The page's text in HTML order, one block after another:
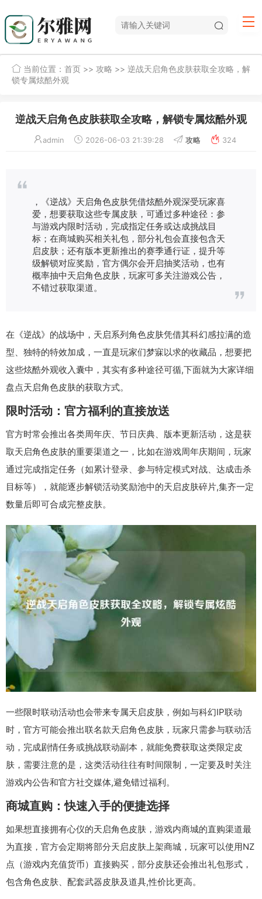
当前位置： 首页 >> 攻略 >> 逆战天启角色皮肤获取全攻略，解
锁专属炫酷外观
逆战天启角色皮肤获取全攻略，解锁专属炫酷外观
admin 2026-06-03 21:39:28 攻略 324
，《逆战》天启角色皮肤凭借炫酷外观深受玩家喜
爱，想要获取这些专属皮肤，可通过多种途径：参
与游戏内限时活动，完成指定任务或达成挑战目
标；在商城购买相关礼包，部分礼包会直接包含天
启皮肤；还有版本更新推出的赛季通行证，提升等
级解锁对应奖励，官方偶尔会开启抽奖活动，也有
概率抽中天启角色皮肤，玩家可多关注游戏公告，
不错过获取渠道。
在《逆战》的战场中，天启系列角色皮肤凭借其科幻感拉满的造
型、独特的特效加成，一直是玩家们梦寐以求的收藏品，想要把
这些炫酷外观收入囊中，其实有多种途径可循,下面就为大家详细
盘点天启角色皮肤的获取方式。
限时活动：官方福利的直接放送
官方时常会推出各类周年庆、节日庆典、版本更新活动，这是获
取天启角色皮肤的重要渠道之一，比如在游戏周年庆期间，玩家
通过完成指定任务（如累计登录、参与特定模式对战、达成击杀
目标等），就能逐步解锁活动奖励池中的天启皮肤碎片,集齐一定
数量后即可合成完整皮肤。
一些限时联动活动也会带来专属天启皮肤，例如与科幻IP联动
时，官方可能会推出联名款天启角色皮肤，玩家只需参与联动活
动，完成剧情任务或挑战联动副本，就能免费获取这类限定皮
肤，需要注意的是，这类活动往往有时间限制，一定要及时关注
游戏内公告和官方社交媒体,避免错过福利。
商城直购：快速入手的便捷选择
如果想直接拥有心仪的天启角色皮肤，游戏内商城的直购渠道最
为直接，官方会定期将部分天启皮肤上架商城，玩家可以使用NZ
点（游戏内充值货币）直接购买，部分皮肤还会推出礼包形式，
包含角色皮肤、配套武器皮肤及道具,性价比更高。